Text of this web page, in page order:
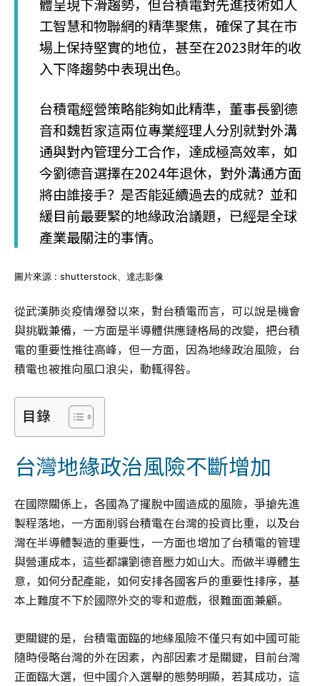
體呈現下滑趨勢，但台積電對先進技術如人
工智慧和物聯網的精準聚焦，確保了其在市
場上保持堅實的地位，甚至在2023財年的收
入下降趨勢中表現出色。
台積電經營策略能夠如此精準，董事長劉德
音和魏哲家這兩位專業經理人分別就對外溝
通與對內管理分工合作，達成極高效率，如
今劉德音選擇在2024年退休，對外溝通方面
將由誰接手？是否能延續過去的成就？並和
緩目前最要緊的地緣政治議題，已經是全球
產業最關注的事情。
圖片來源 : shutterstock、達志影像
從武漢肺炎疫情爆發以來，對台積電而言，可以說是機會
與挑戰兼備，一方面是半導體供應鏈格局的改變，把台積
電的重要性推往高峰，但一方面，因為地緣政治風險，台
積電也被推向風口浪尖，動輒得咎。
目錄
台灣地緣政治風險不斷增加
在國際關係上，各國為了擺脫中國造成的風險，爭搶先進
製程落地，一方面削弱台積電在台灣的投資比重，以及台
灣在半導體製造的重要性，一方面也增加了台積電的管理
與營運成本，這些都讓劉德音壓力如山大。而做半導體生
意，如何分配產能，如何安排各國客戶的重要性排序，基
本上難度不下於國際外交的零和遊戲，很難面面兼顧。
更關鍵的是，台積電面臨的地緣風險不僅只有如中國可能
隨時侵略台灣的外在因素，內部因素才是關鍵，目前台灣
正面臨大選，但中國介入選舉的態勢明顯，若其成功，這